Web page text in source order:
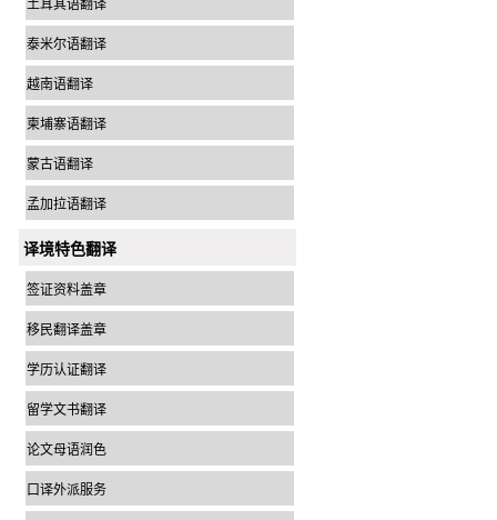
土耳其语翻译
泰米尔语翻译
越南语翻译
柬埔寨语翻译
蒙古语翻译
孟加拉语翻译
译境特色翻译
签证资料盖章
移民翻译盖章
学历认证翻译
留学文书翻译
论文母语润色
口译外派服务